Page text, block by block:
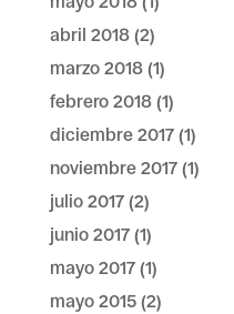
abril 2018(2)
marzo 2018(1)
febrero 2018(1)
diciembre 2017(1)
noviembre 2017(1)
julio 2017(2)
junio 2017(1)
mayo 2017(1)
mayo 2015(2)